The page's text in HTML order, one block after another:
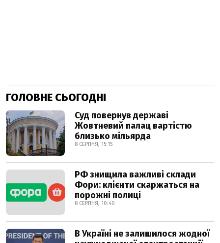
ГОЛОВНЕ СЬОГОДНІ
Суд повернув державі
Жовтневий палац вартістю
близько мільярда
8 СЕРПНЯ, 15:15
РФ знищила важливі склади
Фори: клієнти скаржаться на
порожні полиці
8 СЕРПНЯ, 10:40
В Україні не залишилося жодної